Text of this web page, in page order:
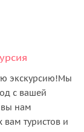
экскурсию!Мы
с вашей
нам
туристов и